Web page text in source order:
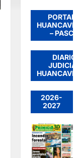
PORTADA
– PASCO
DIARIO
JUDICIAL
2026-
2027